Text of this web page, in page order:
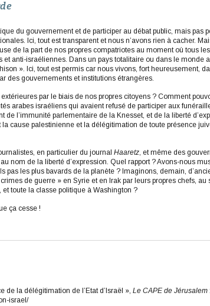
du gouvernement et de participer au débat public, mais pas
Ici, tout est transparent et nous n’avons rien à cacher.
de la part de nos propres compatriotes au moment où tous
anti-israéliennes. Dans un pays totalitaire ou dans le monde
». Ici, tout est permis car nous vivons, fort heureusement,
des gouvernements et institutions étrangères.
par le biais de nos propres citoyens ? Comment
arabes israéliens qui avaient refusé de participer aux
de l’immunité parlementaire de la Knesset, et de la liberté
cause palestinienne et la délégitimation de toute présence
en particulier du journal Haaretz, et même des
nom de la liberté d’expression. Quel rapport ? Avons-nous
pas les plus bavards de la planète ? Imaginons, demain,
de guerre » en Syrie et en Irak par leurs propres chefs,
toute la classe politique à Washington ?
ça cesse !
de la délégitimation de l’Etat d’Israël », Le CAPE de Jérusalem
israel/